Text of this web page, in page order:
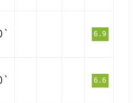
6.9
6.6